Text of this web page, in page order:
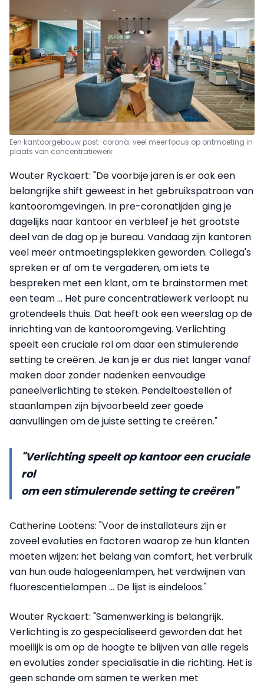
Een kantoorgebouw post-corona: veel meer focus op ontmoeting in
plaats van concentratiewerk
Wouter Ryckaert: "De voorbije jaren is er ook een
belangrijke shift geweest in het gebruikspatroon van
kantooromgevingen. In pre-coronatijden ging je
dagelijks naar kantoor en verbleef je het grootste
deel van de dag op je bureau. Vandaag zijn kantoren
veel meer ontmoetingsplekken geworden. Collega's
spreken er af om te vergaderen, om iets te
bespreken met een klant, om te brainstormen met
een team ... Het pure concentratiewerk verloopt nu
grotendeels thuis. Dat heeft ook een weerslag op de
inrichting van de kantooromgeving. Verlichting
speelt een cruciale rol om daar een stimulerende
setting te creëren. Je kan je er dus niet langer vanaf
maken door zonder nadenken eenvoudige
paneelverlichting te steken. Pendeltoestellen of
staanlampen zijn bijvoorbeeld zeer goede
aanvullingen om de juiste setting te creëren."
"Verlichting speelt op kantoor een cruciale
rol
om een stimulerende setting te creëren"
Catherine Lootens: "Voor de installateurs zijn er
zoveel evoluties en factoren waarop ze hun klanten
moeten wijzen: het belang van comfort, het verbruik
van hun oude halogeenlampen, het verdwijnen van
fluorescentielampen ... De lijst is eindeloos."
Wouter Ryckaert: "Samenwerking is belangrijk.
Verlichting is zo gespecialiseerd geworden dat het
moeilijk is om op de hoogte te blijven van alle regels
en evoluties zonder specialisatie in die richting. Het is
geen schande om samen te werken met